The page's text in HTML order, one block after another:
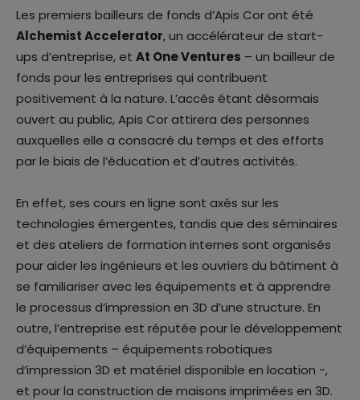
Les premiers bailleurs de fonds d’Apis Cor ont été
Alchemist Accelerator, un accélérateur de start-
ups d’entreprise, et At One Ventures – un bailleur de
fonds pour les entreprises qui contribuent
positivement à la nature. L’accès étant désormais
ouvert au public, Apis Cor attirera des personnes
auxquelles elle a consacré du temps et des efforts
par le biais de l’éducation et d’autres activités.
En effet, ses cours en ligne sont axés sur les
technologies émergentes, tandis que des séminaires
et des ateliers de formation internes sont organisés
pour aider les ingénieurs et les ouvriers du bâtiment à
se familiariser avec les équipements et à apprendre
le processus d’impression en 3D d’une structure. En
outre, l’entreprise est réputée pour le développement
d’équipements – équipements robotiques
d’impression 3D et matériel disponible en location -,
et pour la construction de maisons imprimées en 3D.